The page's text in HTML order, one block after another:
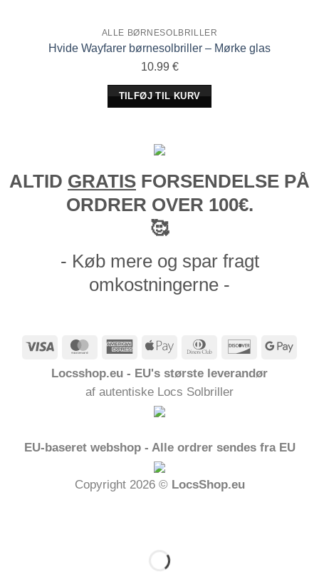
ALLE BØRNESOLBRILLER
Hvide Wayfarer børnesolbriller – Mørke glas
10.99 €
TILFØJ TIL KURV
ALTID GRATIS FORSENDELSE PÅ
ORDRER OVER 100€.
🥰
- Køb mere og spar fragt
omkostningerne -
Visum MasterCardAmericanApple
Dinners
Opdage
Locsshop.eu - EU's største leverandør
af autentiske Locs Solbriller
EU-baseret webshop - Alle ordrer sendes fra EU
Copyright 2026 © LocsShop.eu